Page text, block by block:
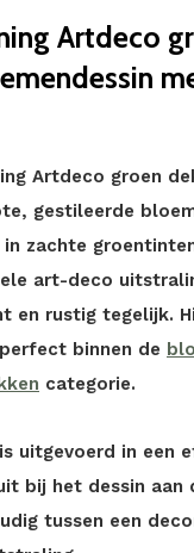
Artdeco
Artdeco groen
gestileerde
in zachte
art-deco
en rustig tegelijk.
binnen de
categorie.
uitgevoerd in een
bij het dessin aan
tussen een